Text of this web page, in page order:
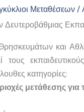
Μεταθέσεων
Δευτεροβάθμιας
και
τους
κατηγορίες:
μετάθεσης